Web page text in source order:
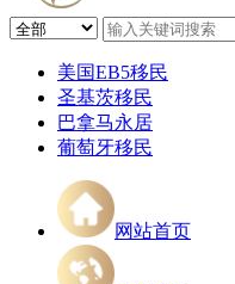
美国EB5移民
圣基茨移民
巴拿马永居
葡萄牙移民
网站首页